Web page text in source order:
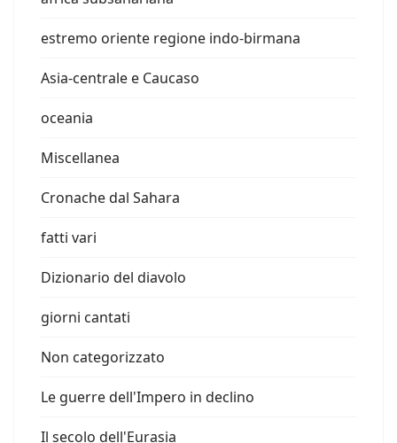
estremo oriente regione indo-birmana
Asia-centrale e Caucaso
oceania
Miscellanea
Cronache dal Sahara
fatti vari
Dizionario del diavolo
giorni cantati
Non categorizzato
Le guerre dell'Impero in declino
Il secolo dell'Eurasia